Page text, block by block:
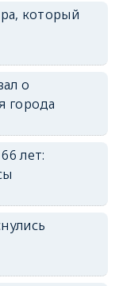
который
о
города
лет: